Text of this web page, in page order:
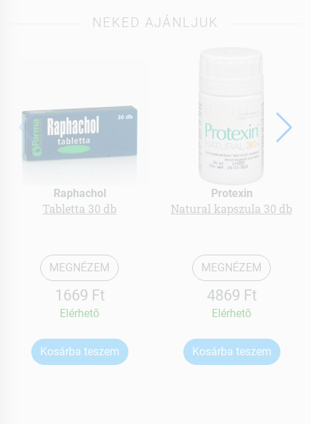
NEKED AJÁNLJUK
Raphachol
Tabletta 30 db
MEGNÉZEM
1669 Ft
Elérhetõ
Kosárba teszem
Protexin
Natural kapszula 30 db
MEGNÉZEM
4869 Ft
Elérhetõ
Kosárba teszem